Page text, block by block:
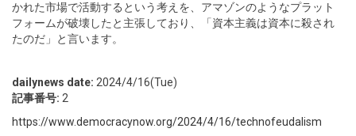
かれた市場で活動するという考えを、アマゾンのようなプラット
フォームが破壊したと主張しており、「資本主義は資本に殺され
たのだ」と言います。
dailynews date: 2024/4/16(Tue)
記事番号: 2
https://www.democracynow.org/2024/4/16/technofeudalism